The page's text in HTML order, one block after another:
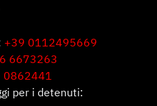
+39 0112495669
6673263
0862441
per i detenuti: